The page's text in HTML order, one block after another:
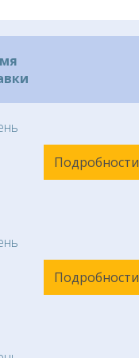
Подробности
Подробности